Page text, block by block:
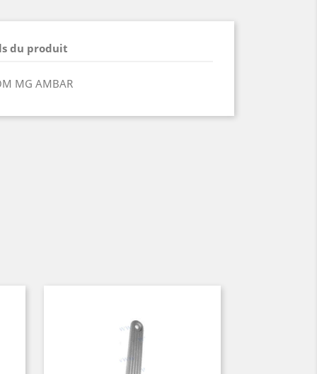
du produit
MG AMBAR